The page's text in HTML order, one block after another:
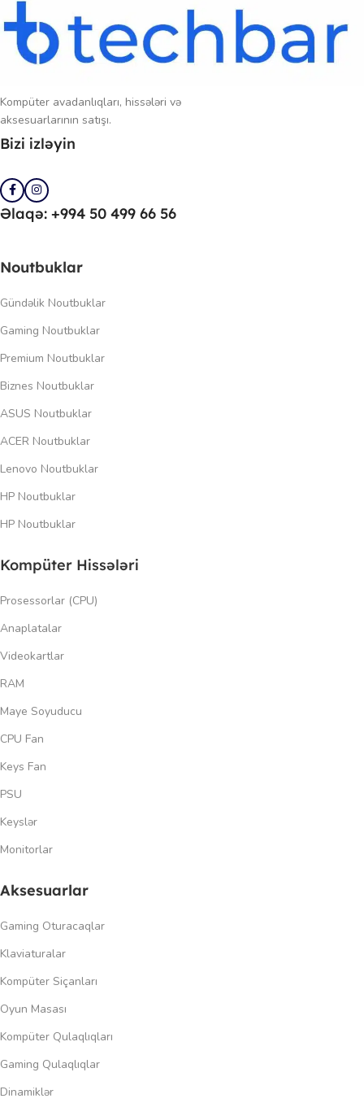
Kompüter avadanlıqları, hissələri və
aksesuarlarının satışı.
Bizi izləyin
Əlaqə: +994 50 499 66 56
Noutbuklar
Gündəlik Noutbuklar
Gaming Noutbuklar
Premium Noutbuklar
Biznes Noutbuklar
ASUS Noutbuklar
ACER Noutbuklar
Lenovo Noutbuklar
HP Noutbuklar
HP Noutbuklar
Kompüter Hissələri
Prosessorlar (CPU)
Anaplatalar
Videokartlar
RAM
Maye Soyuducu
CPU Fan
Keys Fan
PSU
Keyslər
Monitorlar
Aksesuarlar
Gaming Oturacaqlar
Klaviaturalar
Kompüter Siçanları
Oyun Masası
Kompüter Qulaqlıqları
Gaming Qulaqlıqlar
Dinamiklər